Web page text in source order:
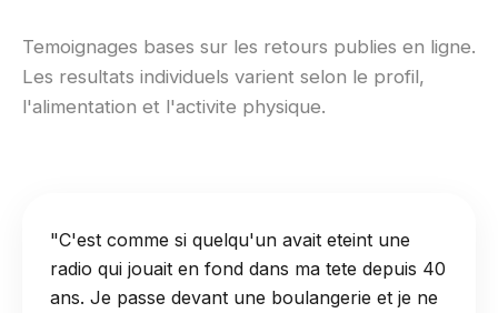
Temoignages bases sur les retours publies en ligne.
Les resultats individuels varient selon le profil,
l'alimentation et l'activite physique.
"C'est comme si quelqu'un avait eteint une
radio qui jouait en fond dans ma tete depuis 40
ans. Je passe devant une boulangerie et je ne